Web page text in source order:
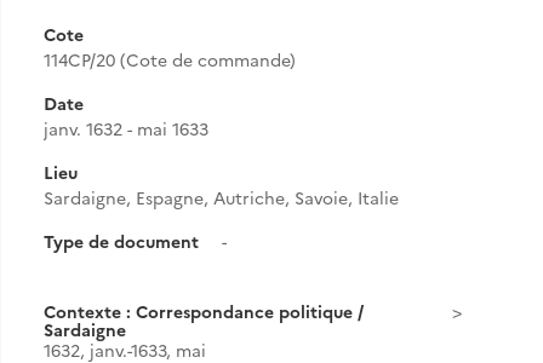
Cote
114CP/20 (Cote de commande)
Date
janv. 1632 - mai 1633
Lieu
Sardaigne, Espagne, Autriche, Savoie, Italie
Type de document
-
Contexte : Correspondance politique /
Sardaigne
1632, janv.-1633, mai